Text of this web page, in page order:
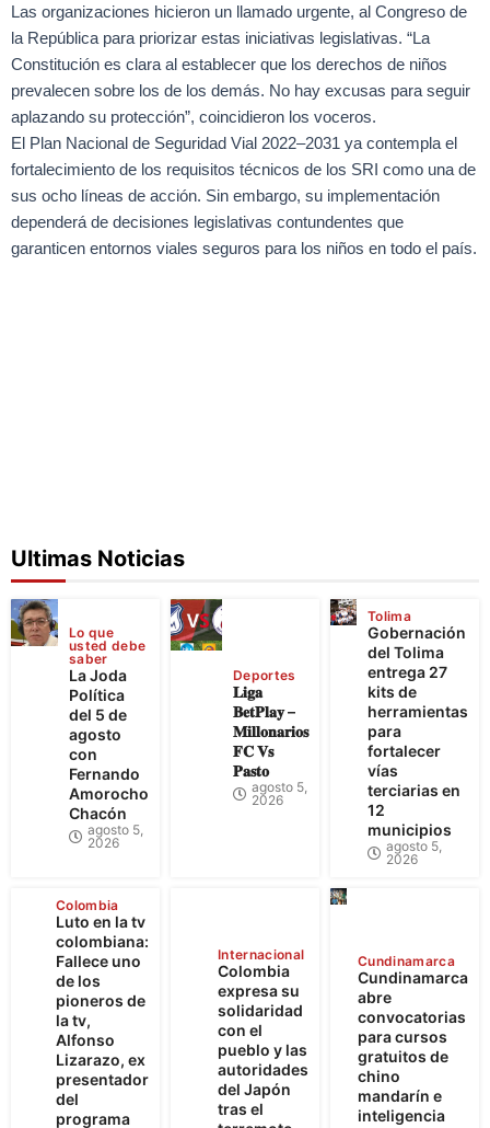
Las organizaciones hicieron un llamado urgente, al Congreso de
la República para priorizar estas iniciativas legislativas. “La
Constitución es clara al establecer que los derechos de niños
prevalecen sobre los de los demás. No hay excusas para seguir
aplazando su protección”, coincidieron los voceros.
El Plan Nacional de Seguridad Vial 2022–2031 ya contempla el
fortalecimiento de los requisitos técnicos de los SRI como una de
sus ocho líneas de acción. Sin embargo, su implementación
dependerá de decisiones legislativas contundentes que
garanticen entornos viales seguros para los niños en todo el país.
Ultimas Noticias
Lo que
usted debe
saber
La Joda
Política
del 5 de
agosto
con
Fernando
Amorocho
Chacón
agosto 5,
2026
Deportes
𝐋𝐢𝐠𝐚
𝐁𝐞𝐭𝐏𝐥𝐚𝐲 –
𝐌𝐢𝐥𝐥𝐨𝐧𝐚𝐫𝐢𝐨𝐬
𝐅𝐂 𝐕𝐬
𝐏𝐚𝐬𝐭𝐨
agosto 5,
2026
Tolima
Gobernación
del Tolima
entrega 27
kits de
herramientas
para
fortalecer
vías
terciarias en
12
municipios
agosto 5,
2026
Colombia
Luto en la tv
colombiana:
Fallece uno
de los
pioneros de
la tv,
Alfonso
Lizarazo, ex
presentador
del
programa
Internacional
Colombia
expresa su
solidaridad
con el
pueblo y las
autoridades
del Japón
tras el
Cundinamarca
Cundinamarca
abre
convocatorias
para cursos
gratuitos de
chino
mandarín e
inteligencia